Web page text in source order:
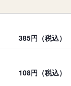
385円（税込）
108円（税込）